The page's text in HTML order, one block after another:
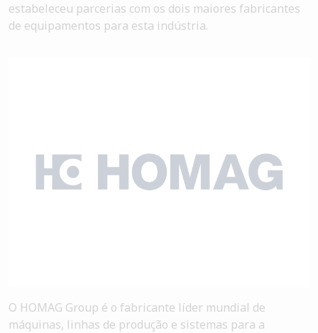
estabeleceu parcerias com os dois maiores fabricantes
de equipamentos para esta indústria.
O HOMAG Group é o fabricante líder mundial de
máquinas, linhas de produção e sistemas para a